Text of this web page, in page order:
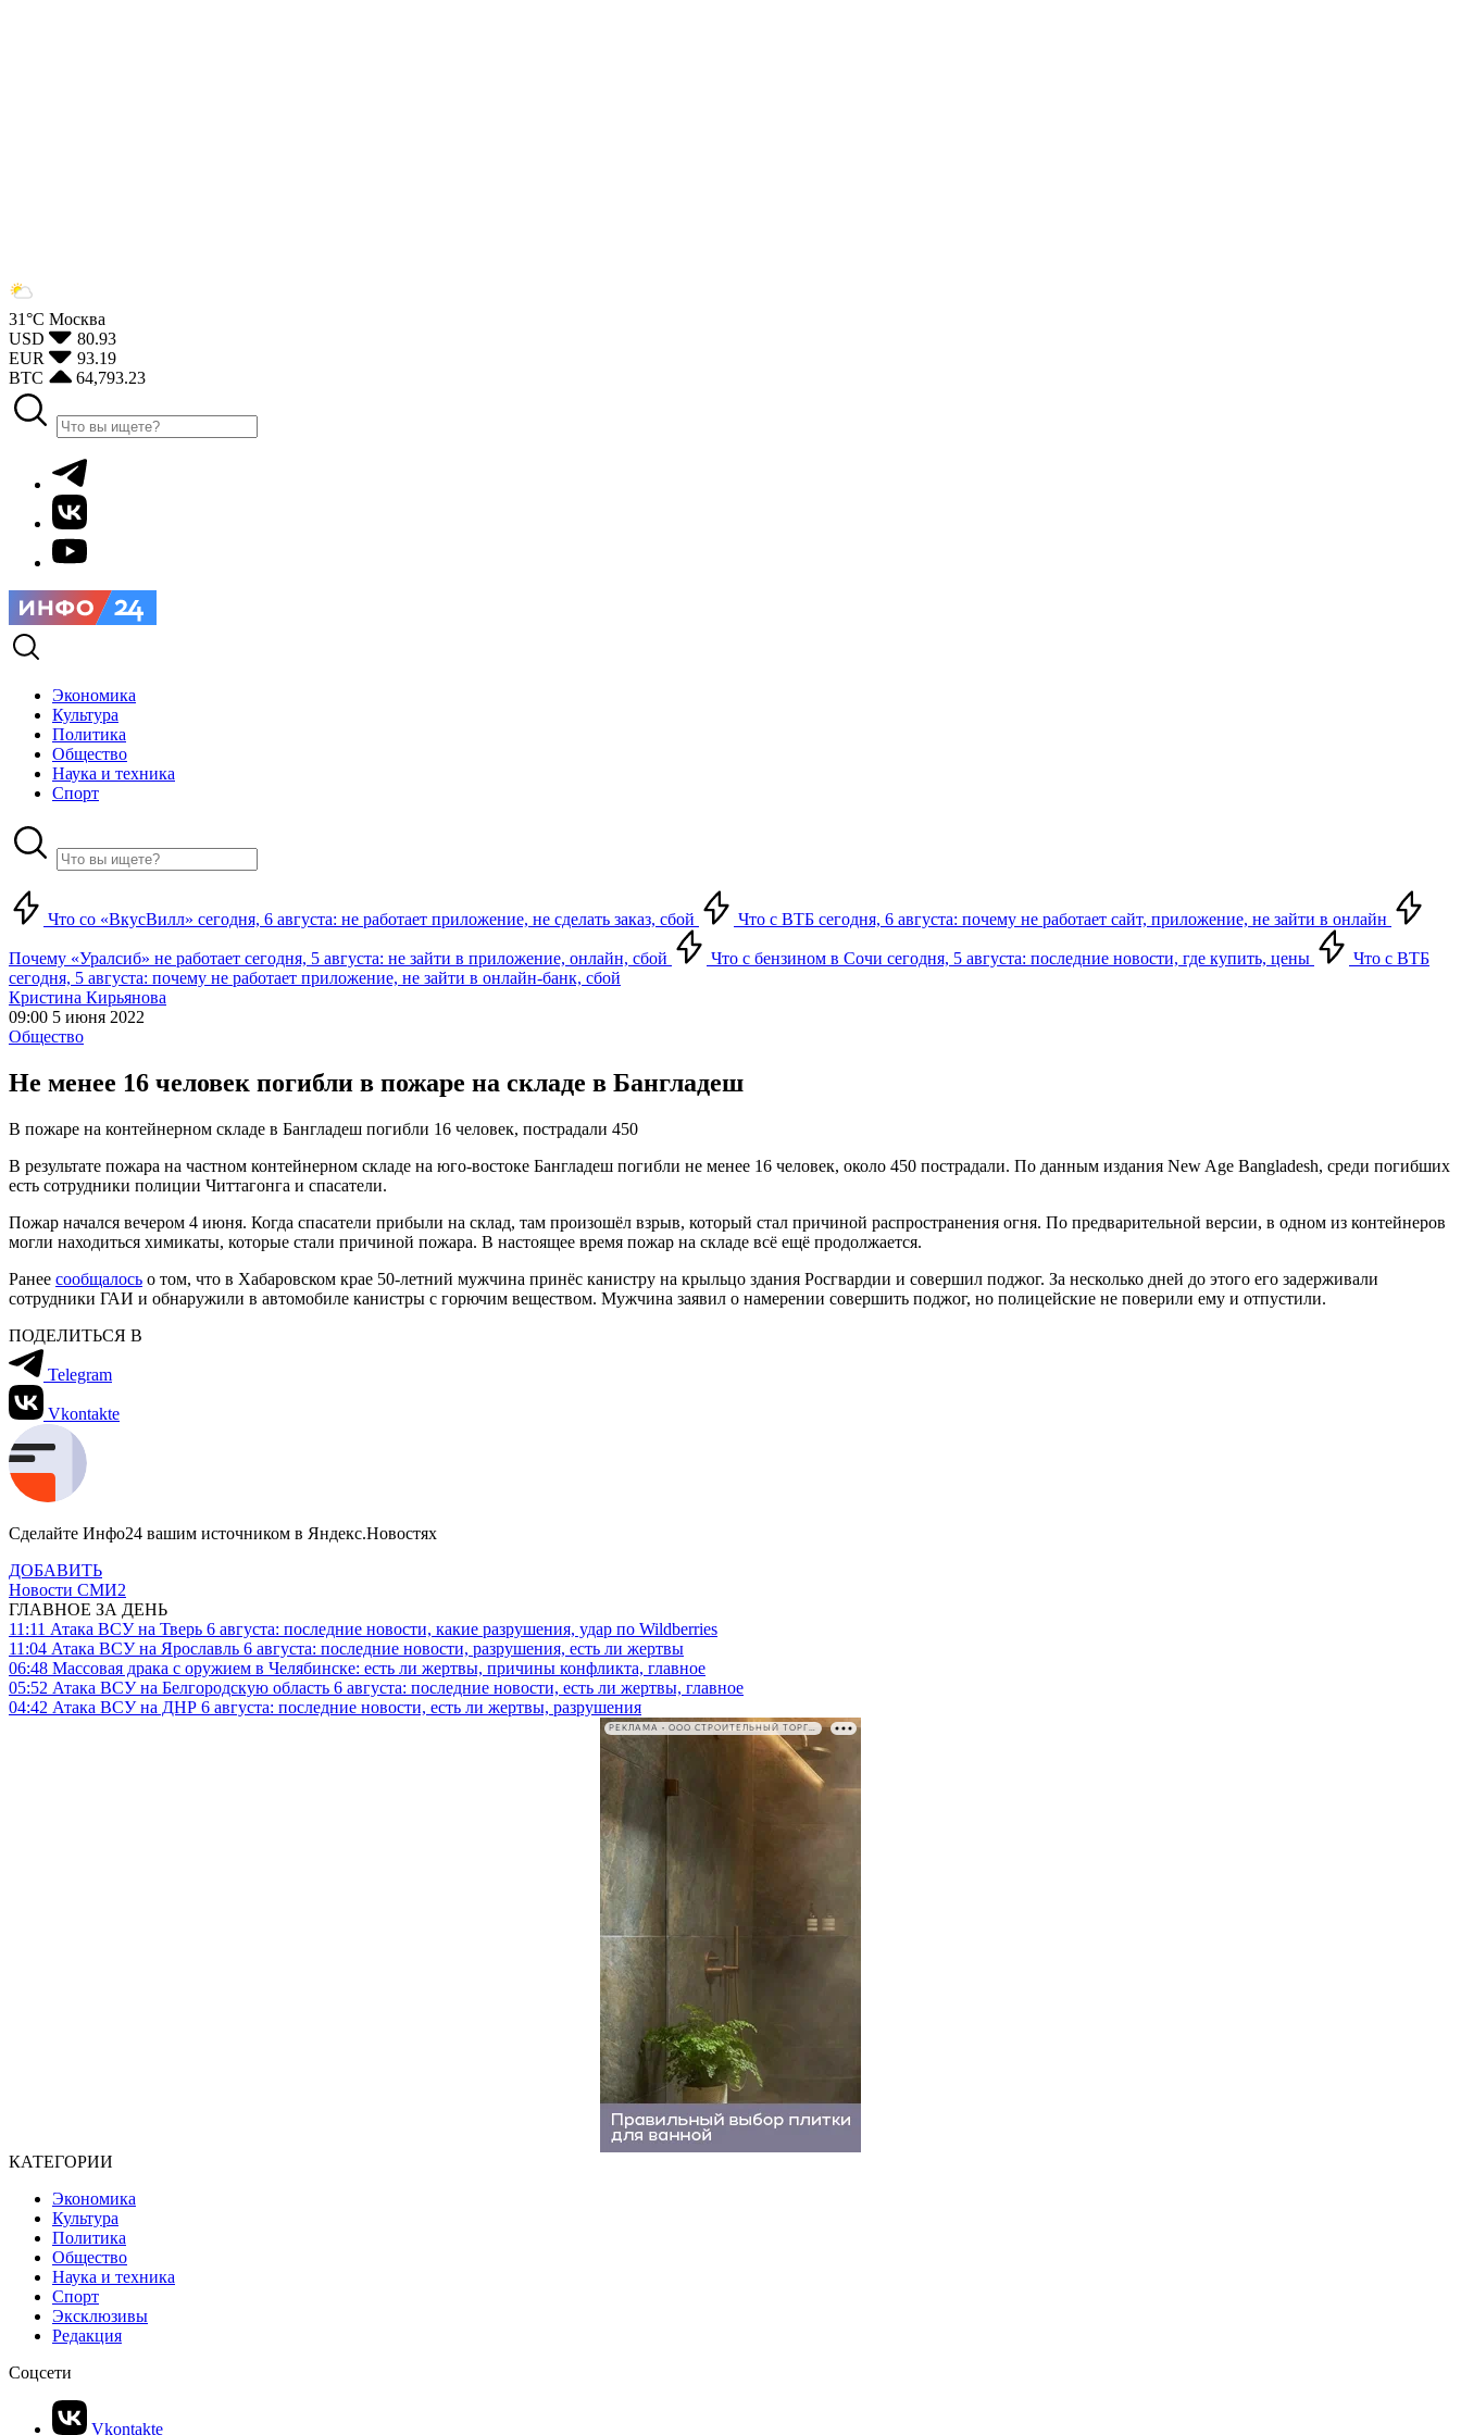
31°С Москва
USD
80.93
EUR
93.19
BTC
64,793.23
Экономика
Культура
Политика
Общество
Наука и техника
Спорт
Что со «ВкусВилл» сегодня, 6 августа: не работает приложение, не сделать заказ, сбой Что с ВТБ сегодня, 6 августа: почему не работает сайт, приложение, не зайти в онлайн
Почему «Уралсиб» не работает сегодня, 5 августа: не зайти в приложение, онлайн, сбой Что с бензином в Сочи сегодня, 5 августа: последние новости, где купить, цены
Что с ВТБ
сегодня, 5 августа: почему не работает приложение, не зайти в онлайн-банк, сбой
Кристина Кирьянова
09:00 5 июня 2022
Общество
Не менее 16 человек погибли в пожаре на складе в Бангладеш
В пожаре на контейнерном складе в Бангладеш погибли 16 человек, пострадали 450
В результате пожара на частном контейнерном складе на юго-востоке Бангладеш погибли не менее 16 человек, около 450 пострадали. По данным издания New Age Bangladesh, среди погибших
есть сотрудники полиции Читтагонга и спасатели.
Пожар начался вечером 4 июня. Когда спасатели прибыли на склад, там произошёл взрыв, который стал причиной распространения огня. По предварительной версии, в одном из контейнеров
могли находиться химикаты, которые стали причиной пожара. В настоящее время пожар на складе всё ещё продолжается.
Ранее сообщалось о том, что в Хабаровском крае 50-летний мужчина принёс канистру на крыльцо здания Росгвардии и совершил поджог. За несколько дней до этого его задерживали
сотрудники ГАИ и обнаружили в автомобиле канистры с горючим веществом. Мужчина заявил о намерении совершить поджог, но полицейские не поверили ему и отпустили.
ПОДЕЛИТЬСЯ В
Telegram
Vkontakte
Сделайте Инфо24 вашим источником в Яндекс.Новостях
ДОБАВИТЬ
Новости СМИ2
ГЛАВНОЕ ЗА ДЕНЬ
11:11 Атака ВСУ на Тверь 6 августа: последние новости, какие разрушения, удар по Wildberries
11:04 Атака ВСУ на Ярославль 6 августа: последние новости, разрушения, есть ли жертвы
06:48 Массовая драка с оружием в Челябинске: есть ли жертвы, причины конфликта, главное
05:52 Атака ВСУ на Белгородскую область 6 августа: последние новости, есть ли жертвы, главное
04:42 Атака ВСУ на ДНР 6 августа: последние новости, есть ли жертвы, разрушения
РЕКЛАМА • ООО СТРОИТЕЛЬНЫЙ ТОРГОВЫЙ ДОМ «ПЕТРОВИЧ». ИНН: 7802348846
КАТЕГОРИИ
Экономика
Культура
Политика
Общество
Наука и техника
Спорт
Эксклюзивы
Редакция
Соцсети
Vkontakte